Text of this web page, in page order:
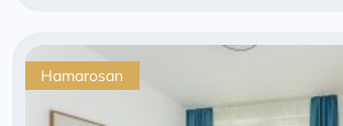
Hamarosan